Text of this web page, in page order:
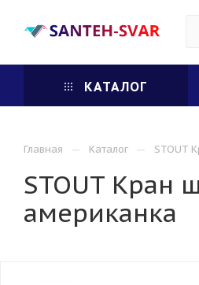
КАТАЛОГ
Главная — Каталог — STOUT
STOUT Кран
американка